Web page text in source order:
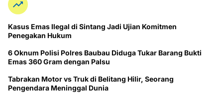
Kasus Emas Ilegal di Sintang Jadi Ujian Komitmen
Penegakan Hukum
6 Oknum Polisi Polres Baubau Diduga Tukar Barang Bukti
Emas 360 Gram dengan Palsu
Tabrakan Motor vs Truk di Belitang Hilir, Seorang
Pengendara Meninggal Dunia